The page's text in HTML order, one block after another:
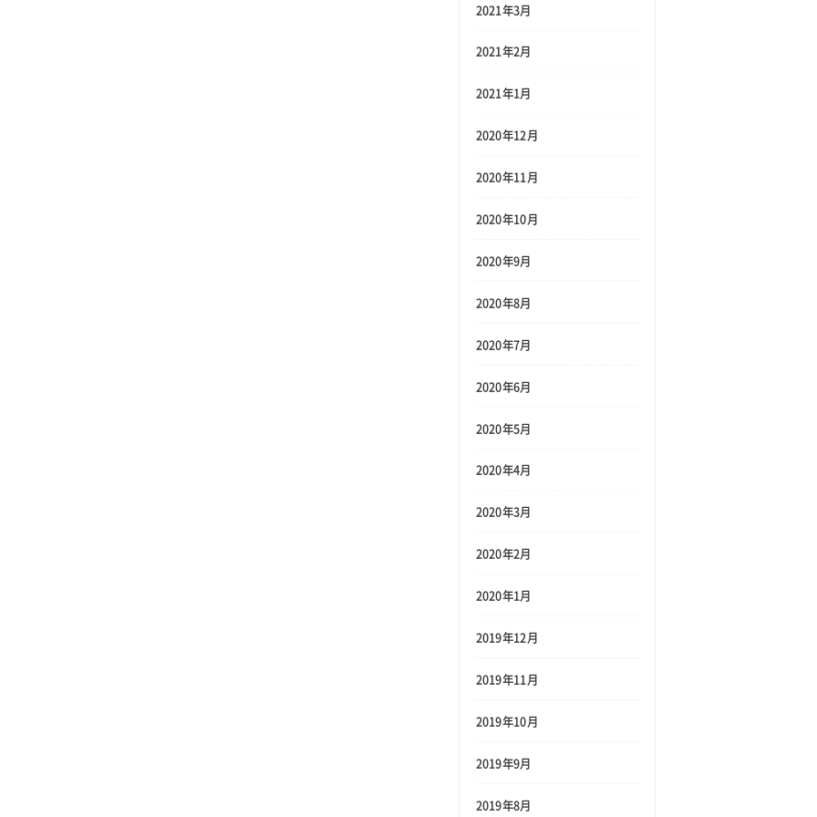
2021年3月
2021年2月
2021年1月
2020年12月
2020年11月
2020年10月
2020年9月
2020年8月
2020年7月
2020年6月
2020年5月
2020年4月
2020年3月
2020年2月
2020年1月
2019年12月
2019年11月
2019年10月
2019年9月
2019年8月